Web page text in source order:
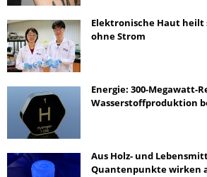
Elektronische Haut heilt
ohne Strom
Energie: 300-Megawatt-
Wasserstoffproduktion
Aus Holz- und
Quantenpunkte wirken